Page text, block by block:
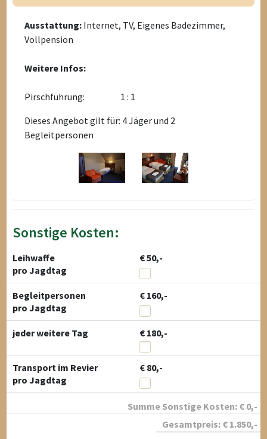
Ausstattung: Internet, TV, Eigenes Badezimmer,
Vollpension
Weitere Infos:
Pirschführung:
1 : 1
Dieses Angebot gilt für: 4 Jäger und 2
Begleitpersonen
Sonstige Kosten:
Leihwaffe
€ 50,-
pro Jagdtag
Begleitpersonen
€ 160,-
pro Jagdtag
jeder weitere Tag € 180,-
Transport im Revier
€ 80,-
pro Jagdtag
Summe Sonstige Kosten: € 0,-
Gesamtpreis: € 1.850,-